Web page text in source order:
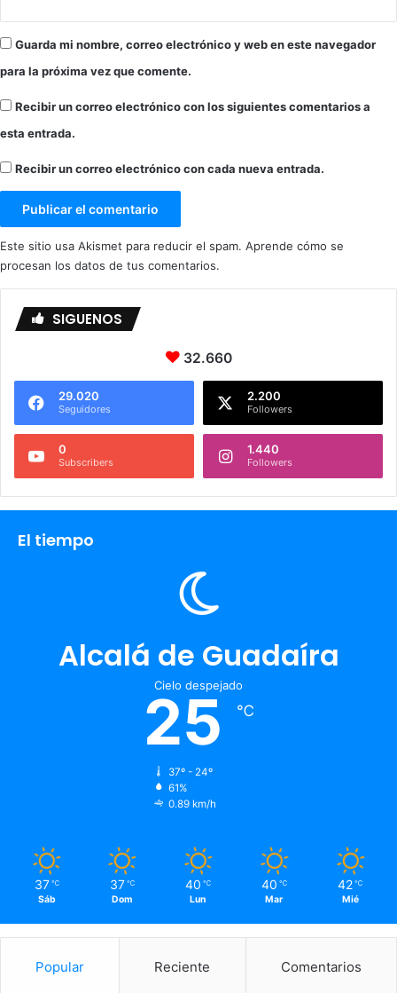
Guarda mi nombre, correo electrónico y web en este navegador
para la próxima vez que comente.
Recibir un correo electrónico con los siguientes comentarios a
esta entrada.
Recibir un correo electrónico con cada nueva entrada.
Este sitio usa Akismet para reducir el spam. Aprende cómo se
procesan los datos de tus comentarios.
SIGUENOS
32.660
29.020
Seguidores
2.200
Followers
0
Subscribers
1.440
Followers
El tiempo
Alcalá de Guadaíra
Cielo despejado
25 ℃
37º - 24º
61%
0.89 km/h
37 ℃
Sáb
37 ℃
Dom
40 ℃
Lun
40 ℃
Mar
42 ℃
Mié
Popular Reciente Comentarios